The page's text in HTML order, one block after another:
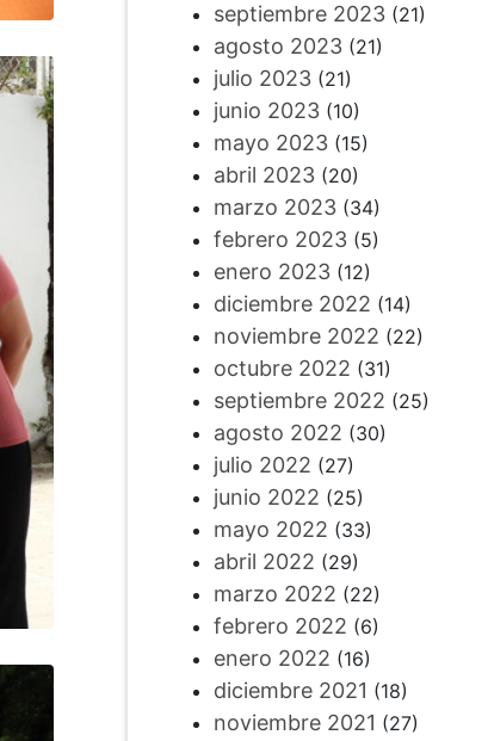
septiembre 2023(21)
agosto 2023(21)
julio 2023(21)
junio 2023(10)
mayo 2023(15)
abril 2023(20)
marzo 2023(34)
febrero 2023(5)
enero 2023(12)
diciembre 2022 (14)
noviembre 2022 (22)
octubre 2022 (31)
septiembre 2022 (25)
agosto 2022 (30)
julio 2022 (27)
junio 2022 (25)
mayo 2022 (33)
abril 2022 (29)
marzo 2022 (22)
febrero 2022 (6)
enero 2022 (16)
diciembre 2021 (18)
noviembre 2021 (27)